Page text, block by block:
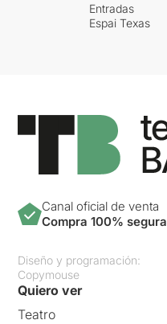
Entradas
Espai Texas
Canal oficial de venta
Compra 100% segura
Diseño y programación:
Copymouse
Quiero ver
Teatro